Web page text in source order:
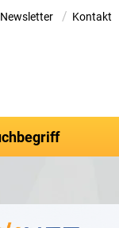
Newsletter / Kontakt